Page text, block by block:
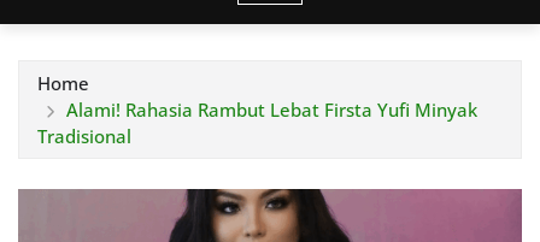
Home
Alami! Rahasia Rambut Lebat Firsta Yufi Minyak
Tradisional